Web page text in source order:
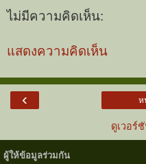
ไม่มีความคิดเห็น:
แสดงความคิดเห็น
‹ ห
ดูเวอร์
ผู้ให้ข้อมูลร่วมกัน